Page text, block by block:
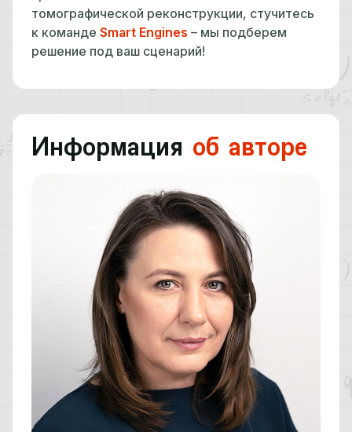
томографической реконструкции, стучитесь
к команде Smart Engines – мы подберем
решение под ваш сценарий!
Информация об авторе